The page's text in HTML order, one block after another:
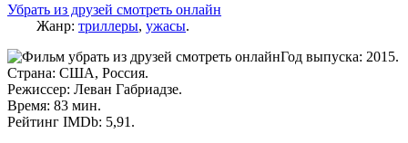
Убрать из друзей смотреть онлайн
Жанр: триллеры, ужасы.
Год выпуска: 2015.
Страна: США, Россия.
Режиссер: Леван Габриадзе.
Время: 83 мин.
Рейтинг IMDb: 5,91.